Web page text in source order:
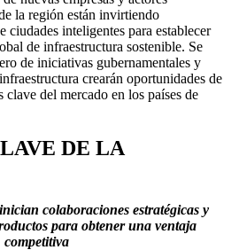
la región están invirtiendo
ciudades inteligentes para establecer
de infraestructura sostenible. Se
de iniciativas gubernamentales y
crearán oportunidades de
clave del mercado en los países de
DE LA
colaboraciones estratégicas y
para obtener una ventaja
competitiva